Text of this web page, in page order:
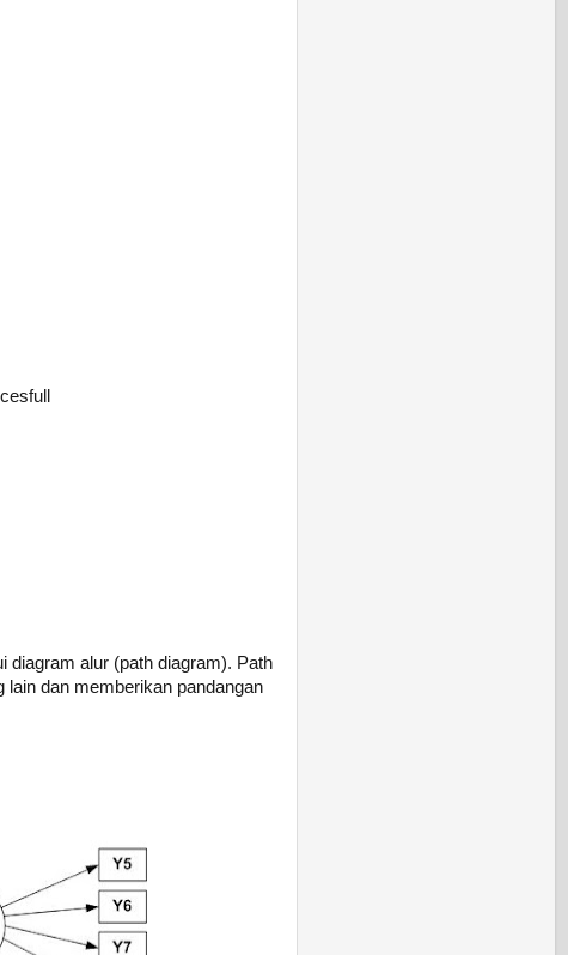
diagram alur (path diagram). Path
lain dan memberikan pandangan